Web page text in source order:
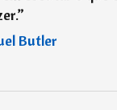
”
Butler